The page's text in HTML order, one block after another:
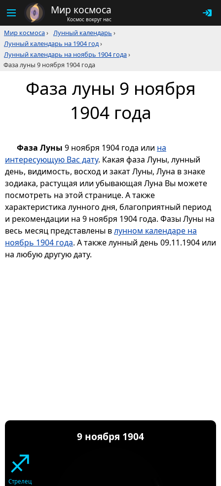
Мир космоса
Космос вокруг нас
Мир космоса› Лунный календарь ›
Лунный календарь на 1904 год›
Лунный календарь на ноябрь 1904 года›
Фаза луны 9 ноября 1904 года
Фаза луны 9 ноября
1904 года
Фаза Луны 9 ноября 1904 года или на
интересующую Вас дату. Какая фаза Луны, лунный
день, видимость, восход и закат Луны, Луна в знаке
зодиака, растущая или убывающая Луна Вы можете
посмотреть на этой странице. А также
характеристика лунного дня, благоприятный период
и рекомендации на 9 ноября 1904 года. Фазы Луны на
весь месяц представлены влунном календаре на
ноябрь 1904 года. А также лунный день 09.11.1904 или
на любую другую дату.
9 ноября 1904
♐
Стрелец